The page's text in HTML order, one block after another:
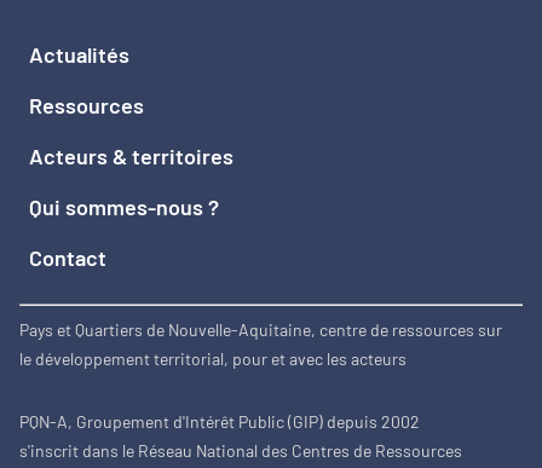
Actualités
Ressources
Acteurs & territoires
Qui sommes-nous ?
Contact
Pays et Quartiers de Nouvelle-Aquitaine, centre de ressources sur
le développement territorial, pour et avec les acteurs
PQN-A, Groupement d'Intérêt Public (GIP) depuis 2002
s'inscrit dans le Réseau National des Centres de Ressources